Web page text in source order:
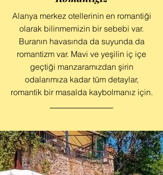
Alanya merkez otellerinin en romantiği
olarak bilinmemizin bir sebebi var.
Buranın havasında da suyunda da
romantizm var. Mavi ve yeşilin iç içe
geçtiği manzaramızdan şirin
odalarımıza kadar tüm detaylar,
romantik bir masalda kaybolmanız için.